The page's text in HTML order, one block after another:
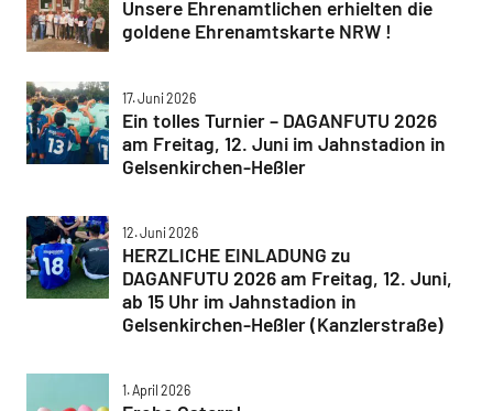
Unsere Ehrenamtlichen erhielten die
goldene Ehrenamtskarte NRW !
17. Juni 2026
Ein tolles Turnier – DAGANFUTU 2026
am Freitag, 12. Juni im Jahnstadion in
Gelsenkirchen-Heßler
12. Juni 2026
HERZLICHE EINLADUNG zu
DAGANFUTU 2026 am Freitag, 12. Juni,
ab 15 Uhr im Jahnstadion in
Gelsenkirchen-Heßler (Kanzlerstraße)
1. April 2026